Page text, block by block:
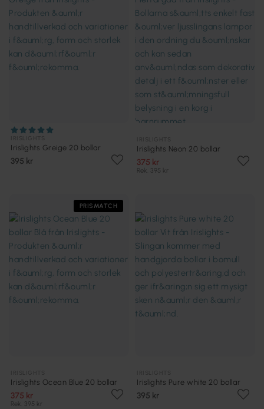
Irislights Greige 20 bollar
395 kr
Irislights Neon 20 bollar
375 kr
Rek. 395 kr
PRISMATCH
Irislights Ocean Blue 20 bollar
375 kr
Rek. 395 kr
Irislights Pure white 20 bollar
395 kr